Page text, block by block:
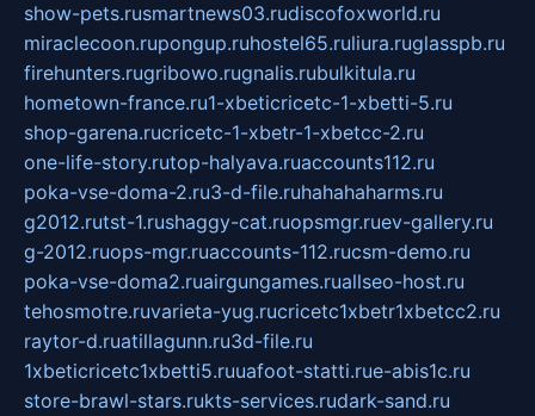
show-pets.rusmartnews03.rudiscofoxworld.ru
miraclecoon.rupongup.ruhostel65.ruliura.ruglasspb.ru
firehunters.rugribowo.rugnalis.rubulkitula.ru
hometown-france.ru1-xbeticricetc-1-xbetti-5.ru
shop-garena.rucricetc-1-xbetr-1-xbetcc-2.ru
one-life-story.rutop-halyava.ruaccounts112.ru
poka-vse-doma-2.ru3-d-file.ruhahahaharms.ru
g2012.rutst-1.rushaggy-cat.ruopsmgr.ruev-gallery.ru
g-2012.ruops-mgr.ruaccounts-112.rucsm-demo.ru
poka-vse-doma2.ruairgungames.ruallseo-host.ru
tehosmotre.ruvarieta-yug.rucricetc1xbetr1xbetcc2.ru
raytor-d.ruatillagunn.ru3d-file.ru
1xbeticricetc1xbetti5.ruuafoot-statti.rue-abis1c.ru
store-brawl-stars.rukts-services.rudark-sand.ru